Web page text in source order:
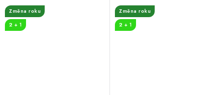
Změna roku
2 + 1
Změna roku
2 + 1